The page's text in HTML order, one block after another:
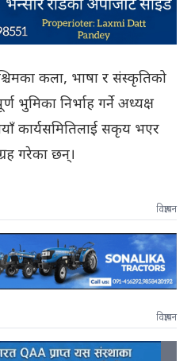
कला, भाषा र संस्कृतिको
भुमिका निर्भाह गर्ने अध्यक्ष
कार्यसमितिलाई सकृय भएर
गरेका छन्।
विज्ञापन
विज्ञापन